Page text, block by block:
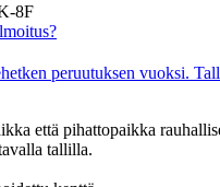
8F
peruutuksen vuoksi.
että pihattopaikka
tallilla.